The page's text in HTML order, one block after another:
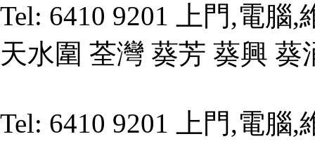
Tel: 6410 9201 上門,電腦
天水圍 荃灣 葵芳 葵興 葵
Tel: 6410 9201 上門,電腦